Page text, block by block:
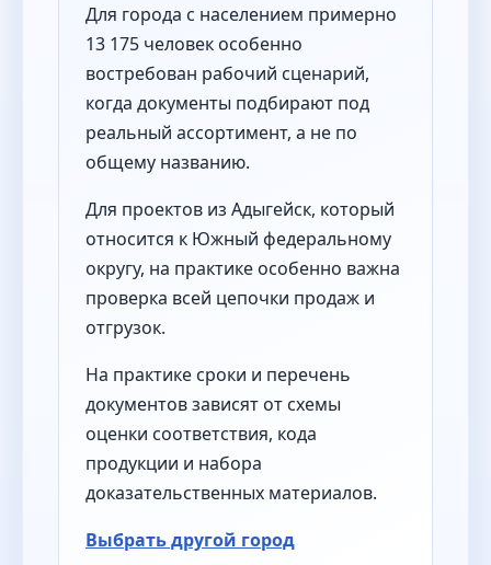
Для города с населением примерно
13 175 человек особенно
востребован рабочий сценарий,
когда документы подбирают под
реальный ассортимент, а не по
общему названию.
Для проектов из Адыгейск, который
относится к Южный федеральному
округу, на практике особенно важна
проверка всей цепочки продаж и
отгрузок.
На практике сроки и перечень
документов зависят от схемы
оценки соответствия, кода
продукции и набора
доказательственных материалов.
Выбрать другой город